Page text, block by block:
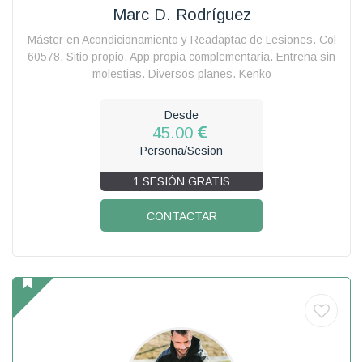
Marc D. Rodríguez
Máster en Acondicionamiento y Readaptac de Lesiones. Col
60578. Sitio propio. App propia complementaria. Entrena sin
molestias. Diversos planes. Kenko
Desde
45.00
Persona/Sesion
1 SESIÓN GRATIS
CONTACTAR